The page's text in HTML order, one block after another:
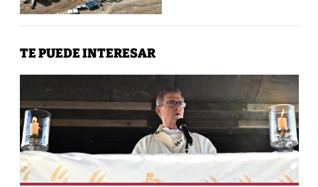
TE PUEDE INTERESAR